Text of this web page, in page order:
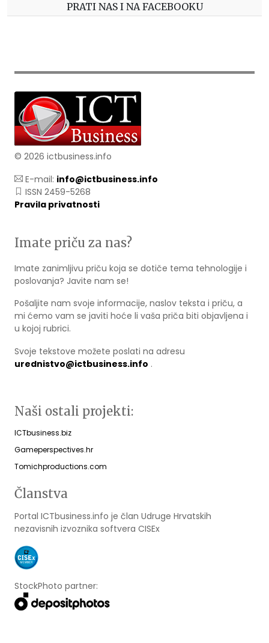
PRATI NAS I NA FACEBOOKU
© 2026 ictbusiness.info
E-mail: info@ictbusiness.info
ISSN 2459-5268
Pravila privatnosti
Imate priču za nas?
Imate zanimljivu priču koja se dotiče tema tehnologije i
poslovanja? Javite nam se!
Pošaljite nam svoje informacije, naslov teksta i priču, a
mi ćemo vam se javiti hoće li vaša priča biti objavljena i
u kojoj rubrici.
Svoje tekstove možete poslati na adresu
urednistvo@ictbusiness.info .
Naši ostali projekti:
ICTbusiness.biz
Gameperspectives.hr
Tomichproductions.com
Članstva
Portal ICTbusiness.info je član Udruge Hrvatskih
nezavisnih izvoznika softvera CISEx
StockPhoto partner: